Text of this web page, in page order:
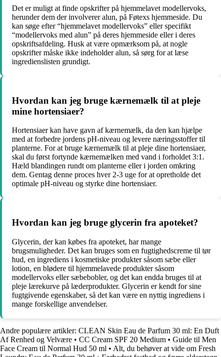
Det er muligt at finde opskrifter på hjemmelavet modellervoks,
herunder dem der involverer alun, på Føtexs hjemmeside. Du
kan søge efter “hjemmelavet modellervoks” eller specifikt
“modellervoks med alun” på deres hjemmeside eller i deres
opskriftsafdeling. Husk at være opmærksom på, at nogle
opskrifter måske ikke indeholder alun, så sørg for at læse
ingredienslisten grundigt.
Hvordan kan jeg bruge kærnemælk til at pleje
mine hortensiaer?
Hortensiaer kan have gavn af kærnemælk, da den kan hjælpe
med at forbedre jordens pH-niveau og levere næringsstoffer til
planterne. For at bruge kærnemælk til at pleje dine hortensiaer,
skal du først fortynde kærnemælken med vand i forholdet 3:1.
Hæld blandingen rundt om planterne eller i jorden omkring
dem. Gentag denne proces hver 2-3 uge for at opretholde det
optimale pH-niveau og styrke dine hortensiaer.
Hvordan kan jeg bruge glycerin fra apoteket?
Glycerin, der kan købes fra apoteket, har mange
brugsmuligheder. Det kan bruges som en fugtighedscreme til tør
hud, en ingrediens i kosmetiske produkter såsom sæbe eller
lotion, en blødere til hjemmelavede produkter såsom
modellervoks eller sæbebobler, og det kan endda bruges til at
pleje lærekurve på læderprodukter. Glycerin er kendt for sine
fugtgivende egenskaber, så det kan være en nyttig ingrediens i
mange forskellige anvendelser.
Andre populære artikler: CLEAN Skin Eau de Parfum 30 ml: En Duft
Af Renhed og Velvære • CC Cream SPF 20 Medium • Guide til Men
Face Cream til Normal Hud 50 ml • Alt, du behøver at vide om Fresh